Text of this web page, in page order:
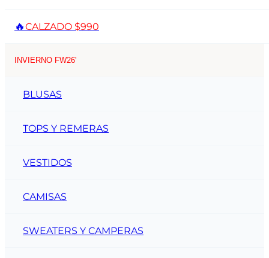
🔥CALZADO $990
INVIERNO FW26'
BLUSAS
TOPS Y REMERAS
VESTIDOS
CAMISAS
SWEATERS Y CAMPERAS